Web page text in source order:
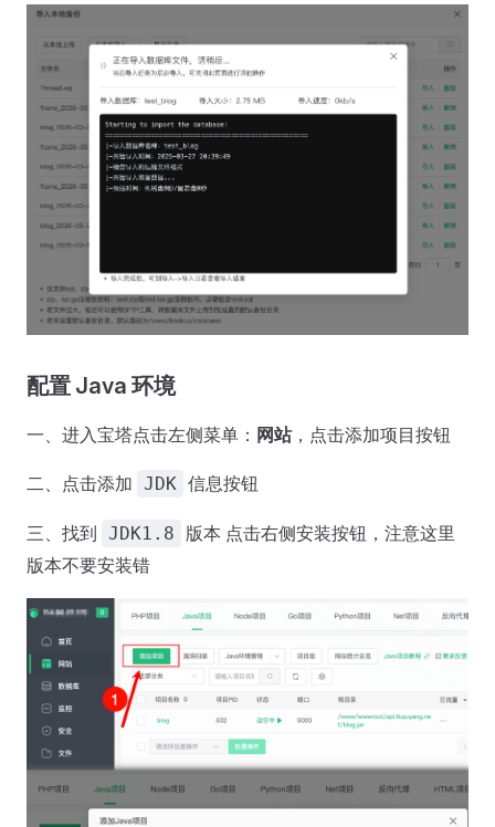
配置 Java 环境
一、进入宝塔点击左侧菜单： 网站，点击添加项目按钮
二、点击添加 JDK 信息按钮
三、找到 JDK1.8
版本 点击右侧安装按钮，注意这里
版本不要安装错